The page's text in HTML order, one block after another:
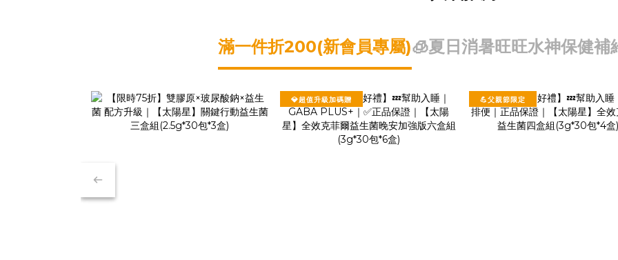
滿一件折200(新會員專屬)🧊夏日消暑旺旺水神保健補
💎超值升級加碼贈 💪父親節限定